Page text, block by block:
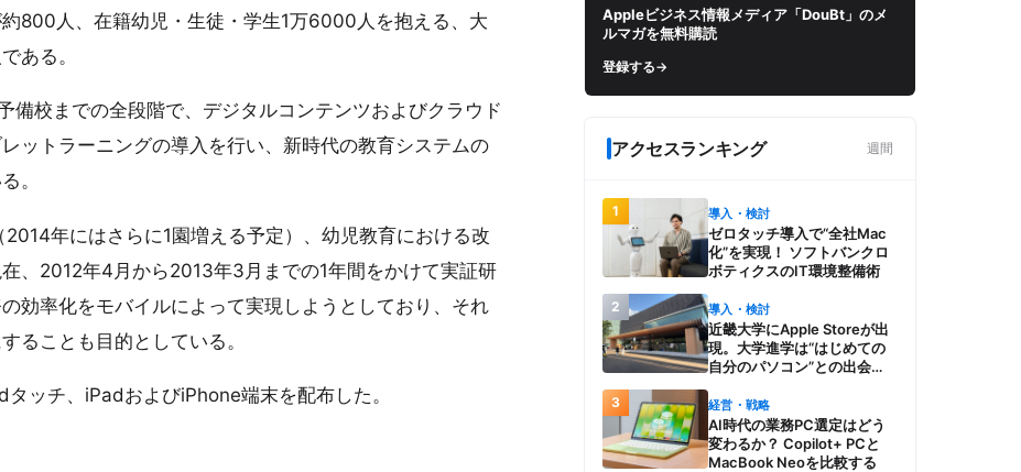
800人、在籍幼児・生徒・学生1万6000人を抱える、大
ある。
備校までの全段階で、デジタルコンテンツおよびクラウド
ットラーニングの導入を行い、新時代の教育システムの
。
年にはさらに1園増える予定）、幼児教育における改
、2012年4月から2013年3月までの1年間をかけて実証研
効率化をモバイルによって実現しようとしており、それ
ることも目的としている。
ッチ、iPadおよびiPhone端末を配布した。
Appleビジネス情報メディア「DouBt」のメ
ルマガを無料購読
登録する→
アクセスランキング 週間
1 導入・検討
ゼロタッチ導入で“全社Mac
化”を実現！ ソフトバンクロ
ボティクスのIT環境整備術
2 導入・検討
近畿大学にApple Storeが出
現。大学進学は“はじめての
自分のパソコン”との出会
楽しさを、夏のオープンキャ
ンパスでアピール
3 経営・戦略
AI時代の業務PC選定はどう
変わるか？ Copilot+ PCと
MacBook Neoを比較する